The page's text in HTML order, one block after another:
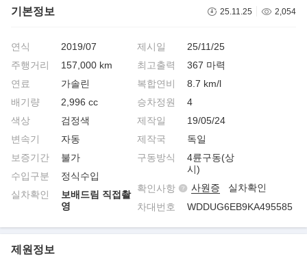
기본정보 25.11.25 2,054
연식
2019/07
주행거리
157,000 km
연료
가솔린
배기량
2,996 cc
색상
검정색
변속기
자동
보증기간
불가
수입구분
정식수입
실차확인
보배드림 직접촬
영
제시일
25/11/25
최고출력
367 마력
복합연비
8.7 km/l
승차정원
4
제작일
19/05/24
제작국
독일
구동방식
4륜구동(상
시)
확인사항
사원증
실차확인
차대번호
WDDUG6EB9KA495585
제원정보